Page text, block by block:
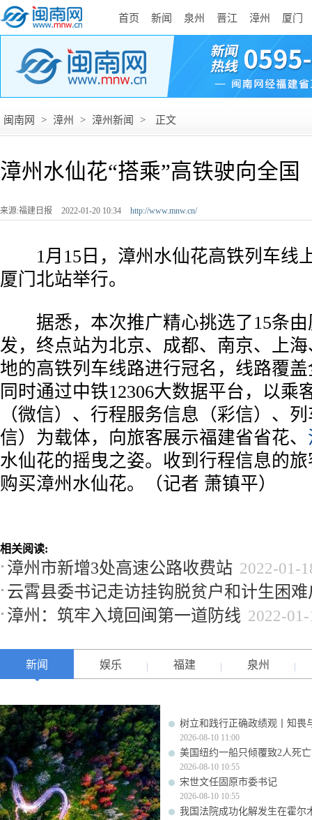
首页 新闻 泉州 晋江 漳州 厦门
闽南网 > 漳州 > 漳州新闻 > 正文
漳州水仙花“搭乘”高铁驶向全国
来源:福建日报 2022-01-20 10:34 http://www.mnw.cn/
1月15日，漳州水仙花高铁列车线
厦门北站举行。
据悉，本次推广精心挑选了15条由
发，终点站为北京、成都、南京、上
地的高铁列车线路进行冠名，线路覆
同时通过中铁12306大数据平台，以乘
（微信）、行程服务信息（彩信）、
信）为载体，向旅客展示福建省省花、
水仙花的摇曳之姿。收到行程信息的
购买漳州水仙花。（记者 萧镇平）
相关阅读:
漳州市新增3处高速公路收费站 2022-01-
云霄县委书记走访挂钩脱贫户和计生困难
漳州：筑牢入境回闽第一道防线 2022-
新闻 娱乐 福建 泉州
树立和践行正确政绩观丨知畏
2026-08-10 11:00
美国纽约一船只倾覆致2人死亡
2026-08-10 10:55
宋世文任固原市委书记
2026-08-10 10:55
我国法院成功化解发生在霍尔